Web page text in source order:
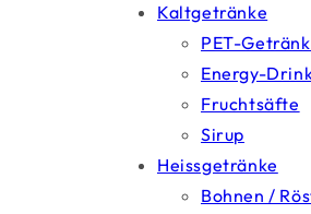
Kaltgetränke
PET-
Energy-
Fruchtsäfte
Sirup
Heissgetränke
Bohnen /